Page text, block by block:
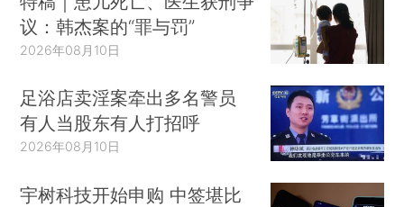
议：韩杰案的“罪与罚”
2026年08月10日
足浴店卖淫案牵出多名警员
有人当股东有人打招呼
2026年08月10日
宇树科技开始申购 中签堪比